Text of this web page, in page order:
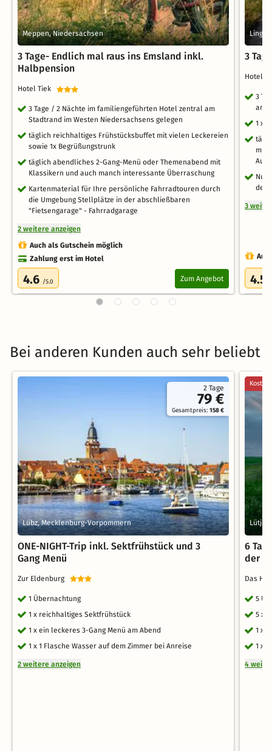
Meppen, Niedersachsen
3 Tage- Endlich mal raus ins Emsland inkl.
Halbpension
Hotel Tiek
3 Tage / 2 Nächte im familiengeführten Hotel zentral am
Stadtrand im Westen Niedersachsens gelegen
täglich reichhaltiges Frühstücksbuffet mit vielen Leckereien
sowie 1x Begrüßungstrunk
täglich abendliches 2-Gang-Menü oder Themenabend mit
Klassikern und auch manch interessante Überraschung
Kartenmaterial für Ihre persönliche Fahrradtouren durch
die Umgebung Stellplätze in der abschließbaren
"Fietsengarage" - Fahrradgarage
2 weitere anzeigen
Auch als Gutschein möglich
Zahlung erst im Hotel
4.6 /5.0 Zum Angebot
3
Hotel
3
am
1 x
mit
der
3
4.5
Bei anderen Kunden auch sehr beliebt
2 Tage
79 €
Gesamtpreis:158 €
Lübz, Mecklenburg-Vorpommern
ONE-NIGHT-Trip inkl. Sektfrühstück und 3
Gang Menü
Zur Eldenburg
1 Übernachtung
1 x reichhaltiges Sektfrühstück
1 x ein leckeres 3-Gang Menü am Abend
1 x 1 Flasche Wasser auf dem Zimmer bei Anreise
2 weitere anzeigen
6
der
Das
5
5 x
1 x
1 x
4